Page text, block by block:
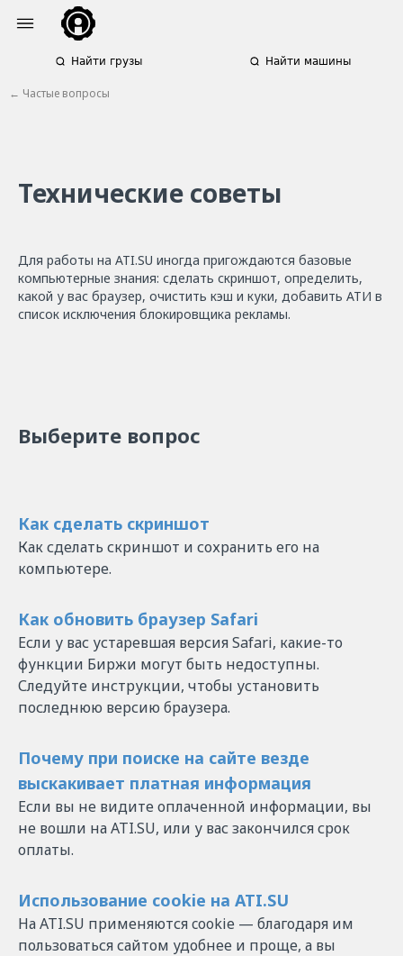
Найти грузы Найти машины
← Частые вопросы
Технические советы
Для работы на ATI.SU иногда пригождаются базовые
компьютерные знания: сделать скриншот, определить,
какой у вас браузер, очистить кэш и куки, добавить АТИ в
список исключения блокировщика рекламы.
Выберите вопрос
Как сделать скриншот
Как сделать скриншот и сохранить его на
компьютере.
Как обновить браузер Safari
Если у вас устаревшая версия Safari, какие-то
функции Биржи могут быть недоступны.
Следуйте инструкции, чтобы установить
последнюю версию браузера.
Почему при поиске на сайте везде
выскакивает платная информация
Если вы не видите оплаченной информации, вы
не вошли на ATI.SU, или у вас закончился срок
оплаты.
Использование cookie на ATI.SU
На ATI.SU применяются cookie — благодаря им
пользоваться сайтом удобнее и проще, а вы